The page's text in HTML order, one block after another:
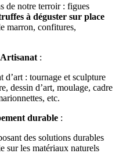
de notre terroir : figues
à déguster sur place
marron, confitures,
:
d’art : tournage et sculpture
dessin d’art, moulage, cadre
etc.
durable:
des solutions durables
sur les matériaux naturels